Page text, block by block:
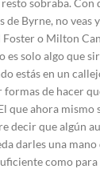
de Byrne, no veas
Foster o Milton
es solo algo que
estás en un
formas de hacer
que ahora mismo
decir que algún
darles una
como para